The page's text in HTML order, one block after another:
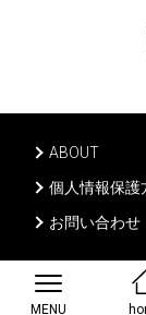
MENU
ABOUT
個人情報保護
お問い合わせ